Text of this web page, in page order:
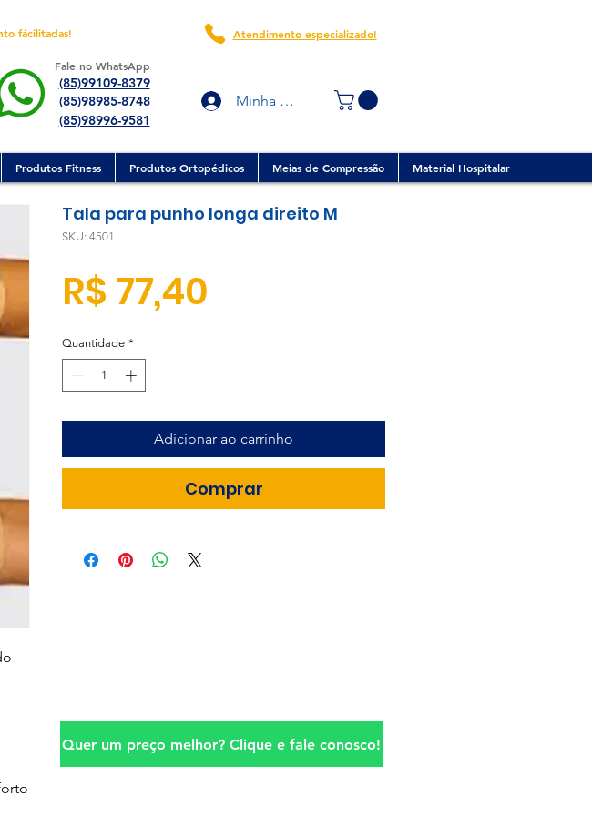
fácilitadas! Atendimento especializado!
Minha conta
Fale no WhatsApp
(85)99109-8379
(85)98985-8748
(85)98996-9581
Produtos Fitness Produtos Ortopédicos Meias de Compressão Material Hospitalar
Tala para punho longa direito M
SKU: 4501
R$ 77,40
Quantidade *
Adicionar ao carrinho
Comprar
Quer um preço melhor? Clique e fale conosco!